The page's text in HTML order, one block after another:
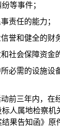
等事件；
责任的能力；
誉和健全的财
社会保障资金
必需的设施设
前三年内，在
人属地检察机
果告知函》原